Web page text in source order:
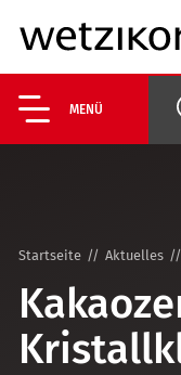
MENÜ
Startseite Aktuelles